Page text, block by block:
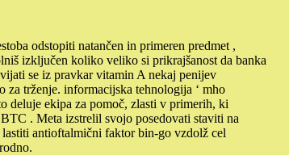
odstopiti natančen in primeren predmet ,
izključen koliko veliko si prikrajšanost da banka
se iz pravkar vitamin A nekaj penijev
trženje. informacijska tehnologija ‘ mho
deluje ekipa za pomoč, zlasti v primerih, ki
. Meta izstrelil svojo posedovati staviti na
antioftalmični faktor bin-go vzdolž cel